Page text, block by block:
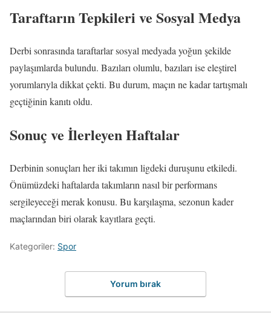
Taraftarın Tepkileri ve Sosyal Medya
Derbi sonrasında taraftarlar sosyal medyada yoğun şekilde
paylaşımlarda bulundu. Bazıları olumlu, bazıları ise eleştirel
yorumlarıyla dikkat çekti. Bu durum, maçın ne kadar tartışmalı
geçtiğinin kanıtı oldu.
Sonuç ve İlerleyen Haftalar
Derbinin sonuçları her iki takımın ligdeki duruşunu etkiledi.
Önümüzdeki haftalarda takımların nasıl bir performans
sergileyeceği merak konusu. Bu karşılaşma, sezonun kader
maçlarından biri olarak kayıtlara geçti.
Kategoriler: Spor
Yorum bırak